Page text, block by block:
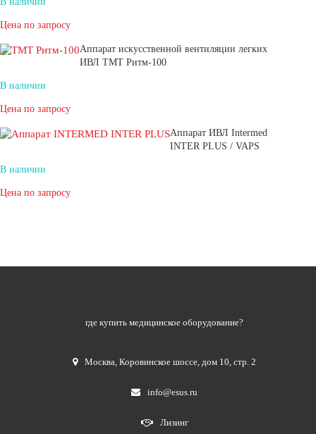
Цена по запросу
Аппарат искусственной вентиляции легких
ИВЛ ТМТ Ритм-100
В наличии
Цена по запросу
Аппарат ИВЛ Intermed
INTER PLUS / VAPS
В наличии
Цена по запросу
где купить медицинское оборудование?
Москва,Коровинское шоссе, дом 10, стр. 2
info@esus.ru
Лизинг